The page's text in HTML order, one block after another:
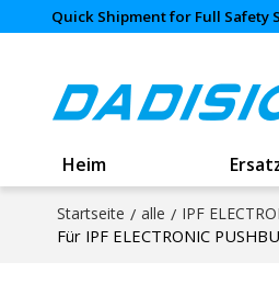
Quick Shipment for Full Safety
Heim
Startseite / alle / IPF
Für IPF ELECTRONIC